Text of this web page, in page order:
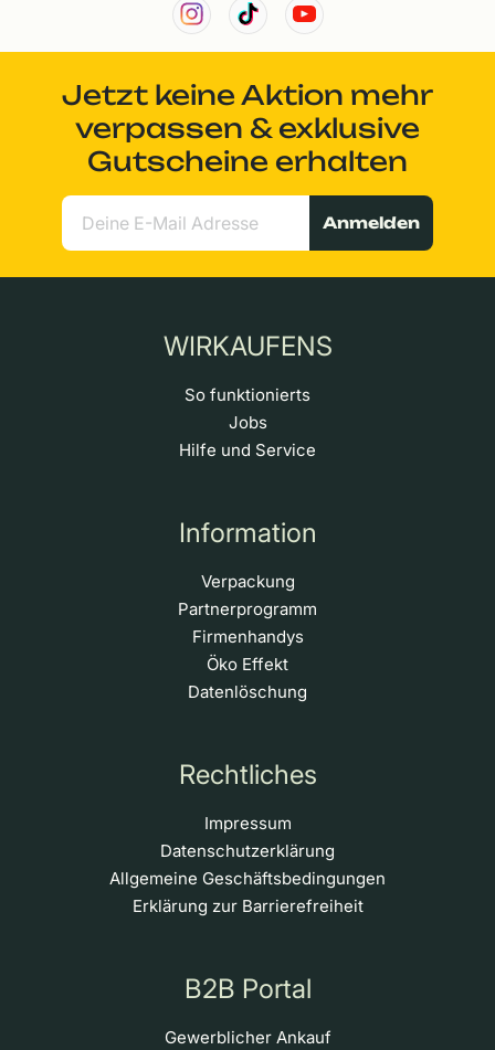
Jetzt keine Aktion mehr
verpassen & exklusive
Gutscheine erhalten
Anmelden
WIRKAUFENS
So funktionierts
Jobs
Hilfe und Service
Information
Verpackung
Partnerprogramm
Firmenhandys
Öko Effekt
Datenlöschung
Rechtliches
Impressum
Datenschutzerklärung
Allgemeine Geschäftsbedingungen
Erklärung zur Barrierefreiheit
B2B Portal
Gewerblicher Ankauf